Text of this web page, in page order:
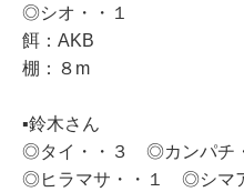
◎シオ・・１
餌：AKB
棚：８m
▪️鈴木さん
◎タイ・・３ ◎カンパチ
◎ヒラマサ・・１ ◎シマ